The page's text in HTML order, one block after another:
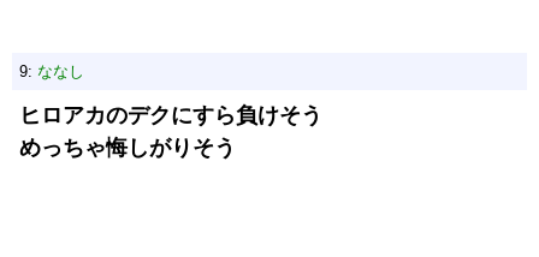
9: ななし
ヒロアカのデクにすら負けそう
めっちゃ悔しがりそう